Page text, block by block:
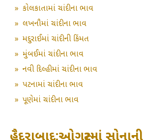
» કોલકાતામાં ચાંદીના ભાવ
» લખનૌમાં ચાંદીના ભાવ
» મદુરાઈમાં ચાંદીની કિંમત
» મુંબઈમાં ચાંદીના ભાવ
» નવી દિલ્હીમાં ચાંદીના ભાવ
» પટનામાં ચાંદીના ભાવ
» પૂણેમાં ચાંદીના ભાવ